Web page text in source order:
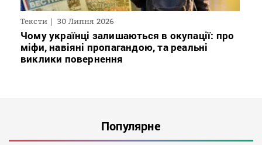
Тексти 30 Липня 2026
Чому українці залишаються в окупації: про
міфи, навіяні пропагандою, та реальні
виклики повернення
Популярне